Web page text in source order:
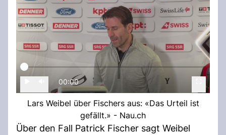
00:00
Lars Weibel über Fischers aus: «Das Urteil ist
gefällt.» - Nau.ch
Über den Fall Patrick Fischer sagt Weibel